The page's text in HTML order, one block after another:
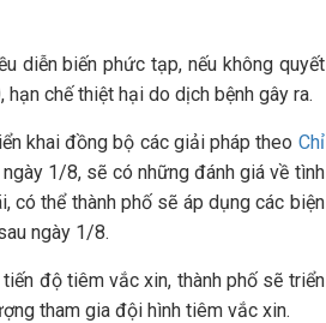
diễn biến phức tạp, nếu không quyết
chế thiệt hại do dịch bệnh gây ra.
khai đồng bộ các giải pháp theo Chỉ
1/8, sẽ có những đánh giá về tình
có thể thành phố sẽ áp dụng các biện
ngày 1/8.
độ tiêm vắc xin, thành phố sẽ triển
tham gia đội hình tiêm vắc xin.